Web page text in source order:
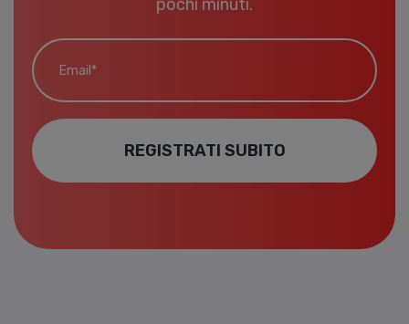
pochi minuti.
Email*
REGISTRATI SUBITO